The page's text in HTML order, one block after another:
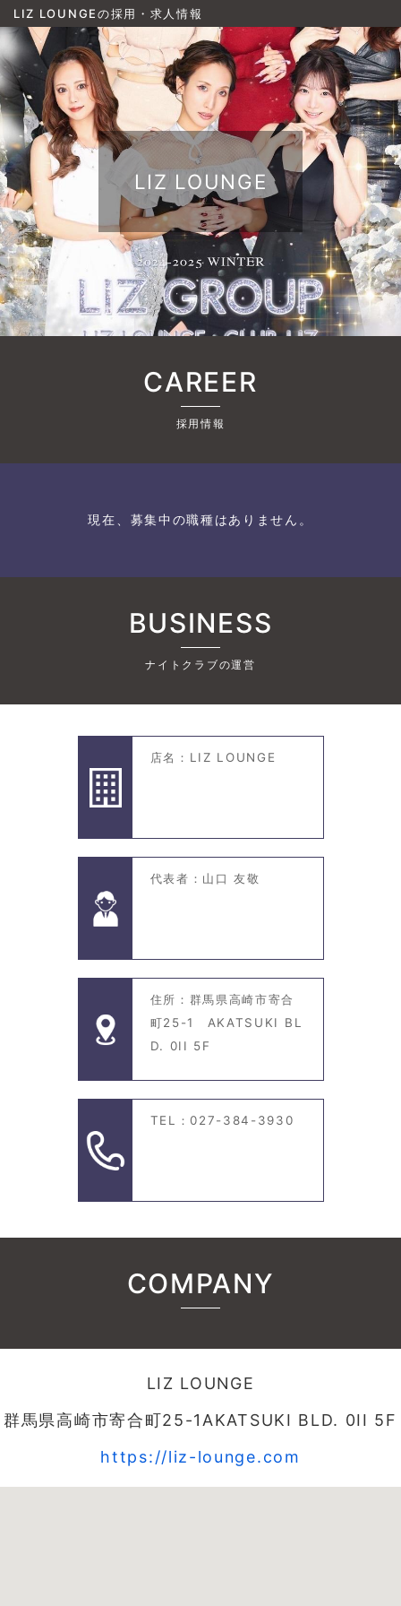
LIZ LOUNGEの採用・求人情報
LIZ LOUNGE
CAREER
採用情報
現在、募集中の職種はありません。
BUSINESS
ナイトクラブの運営
店名：LIZ LOUNGE
代表者：山口 友敬
住所：群馬県高崎市寄合
町25-1 AKATSUKI BL
D. 0II 5F
TEL：027-384-3930
COMPANY
LIZ LOUNGE
群馬県高崎市寄合町25-1AKATSUKI BLD. 0II 5F
https://liz-lounge.com